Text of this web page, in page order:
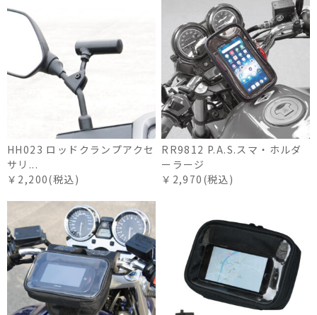
HH023 ロッドクランプアクセ
サリ...
￥2,200(税込)
RR9812 P.A.S.スマ・ホルダ
ーラージ
￥2,970(税込)